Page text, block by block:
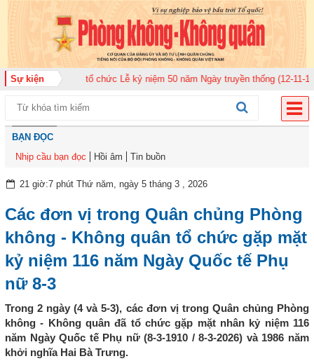
Sự kiện
quân 920 tổ chức Lễ kỷ niệm 50 năm Ngày truyền thống (12-11-1975/12-11-
BẠN ĐỌC
Nhịp cầu bạn đọc
Hồi âm Tin buồn
21 giờ:7 phút Thứ năm, ngày 5 tháng 3 , 2026
Các đơn vị trong Quân chủng Phòng
không - Không quân tổ chức gặp mặt
kỷ niệm 116 năm Ngày Quốc tế Phụ
nữ 8-3
Trong 2 ngày (4 và 5-3), các đơn vị trong Quân chủng Phòng
không - Không quân đã tổ chức gặp mặt nhân kỷ niệm 116
năm Ngày Quốc tế Phụ nữ (8-3-1910 / 8-3-2026) và 1986 năm
khởi nghĩa Hai Bà Trưng.